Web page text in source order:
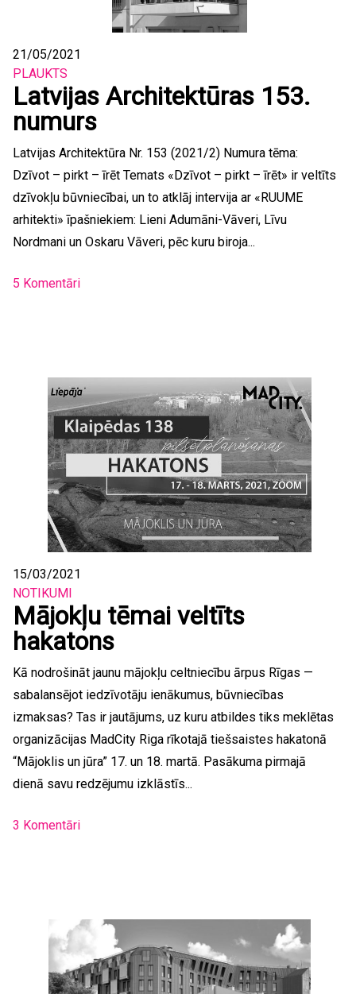
21/05/2021
PLAUKTS
Latvijas Architektūras 153.
numurs
Latvijas Architektūra Nr. 153 (2021/2) Numura tēma:
Dzīvot – pirkt – īrēt Temats «Dzīvot – pirkt – īrēt» ir veltīts
dzīvokļu būvniecībai, un to atklāj intervija ar «RUUME
arhitekti» īpašniekiem: Lieni Adumāni-Vāveri, Līvu
Nordmani un Oskaru Vāveri, pēc kuru biroja...
5 Komentāri
15/03/2021
NOTIKUMI
Mājokļu tēmai veltīts
hakatons
Kā nodrošināt jaunu mājokļu celtniecību ārpus Rīgas —
sabalansējot iedzīvotāju ienākumus, būvniecības
izmaksas? Tas ir jautājums, uz kuru atbildes tiks meklētas
organizācijas MadCity Riga rīkotajā tiešsaistes hakatonā
“Mājoklis un jūra” 17. un 18. martā. Pasākuma pirmajā
dienā savu redzējumu izklāstīs...
3 Komentāri